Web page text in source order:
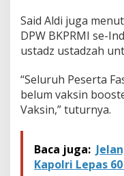
Said Aldi juga
DPW BKPRMI se-
ustadz ustadzah
“Seluruh Peserta
belum vaksin
Vaksin,” tuturnya.
Baca juga:
Kapolri Lepas